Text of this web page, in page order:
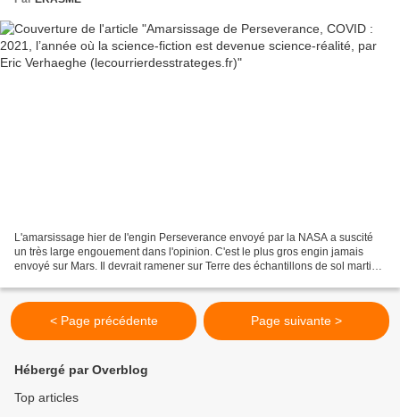
L'amarsissage hier de l'engin Perseverance envoyé par la NASA a suscité
un très large engouement dans l'opinion. C'est le plus gros engin jamais
envoyé sur Mars. Il devrait ramener sur Terre des échantillons de sol martien
< Page précédente Page suivante >
Hébergé par Overblog
Top articles